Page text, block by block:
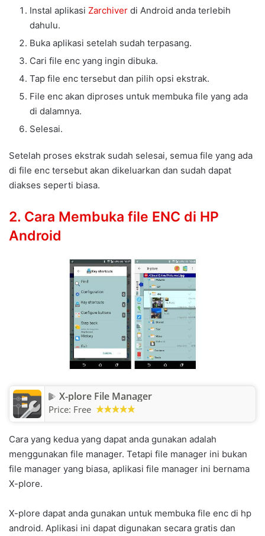
Instal aplikasi Zarchiver di Android anda terlebih
dahulu.
Buka aplikasi setelah sudah terpasang.
Cari file enc yang ingin dibuka.
Tap file enc tersebut dan pilih opsi ekstrak.
File enc akan diproses untuk membuka file yang ada
di dalamnya.
Selesai.
Setelah proses ekstrak sudah selesai, semua file yang ada
di file enc tersebut akan dikeluarkan dan sudah dapat
diakses seperti biasa.
2. Cara Membuka file ENC di HP
Android
X-plore File Manager
Price: Free
Cara yang kedua yang dapat anda gunakan adalah
menggunakan file manager. Tetapi file manager ini bukan
file manager yang biasa, aplikasi file manager ini bernama
X-plore.
X-plore dapat anda gunakan untuk membuka file enc di hp
android. Aplikasi ini dapat digunakan secara gratis dan